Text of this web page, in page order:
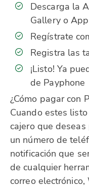
Descarga la
Gallery o
Regístrate
Registra las
¡Listo! Ya
de Payphone
¿Cómo pagar con
Cuando estes
cajero que
un número de
notificación que
de cualquier
correo